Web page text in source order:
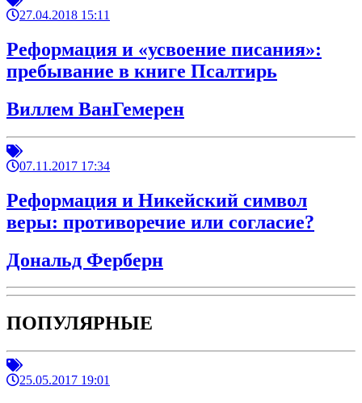
27.04.2018 15:11
Реформация и «усвоение писания»:
пребывание в книге Псалтирь
Виллем ВанГемерен
07.11.2017 17:34
Реформация и Никейский символ
веры: противоречие или согласие?
Дональд Ферберн
ПОПУЛЯРНЫЕ
25.05.2017 19:01